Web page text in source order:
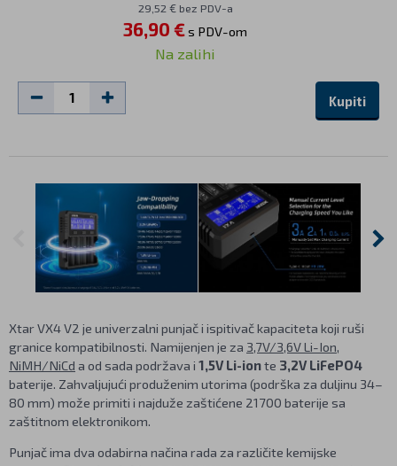
29,52 € bez PDV-a
36,90 €s PDV-om
Na zalihi
Kupiti
Xtar VX4 V2 je univerzalni punjač i ispitivač kapaciteta koji ruši
granice kompatibilnosti. Namijenjen je za 3,7V/3,6V Li-Ion
NiMH/NiCd a od sada podržava i 1,5V Li-ionte 3,2V LiFePO4
baterije. Zahvaljujući produženim utorima (podrška za duljinu 34–
80 mm) može primiti i najduže zaštićene 21700 baterije sa
zaštitnom elektronikom.
Punjač ima dva odabirna načina rada za različite kemijske